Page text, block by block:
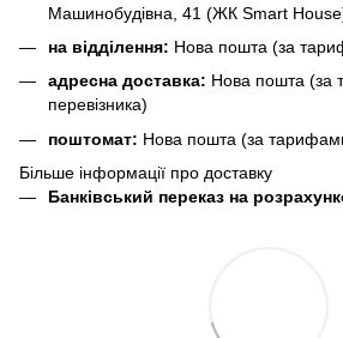
Машинобудівна, 41 (ЖК Smart
на відділення: Нова пошта (за
адресна доставка: Нова пошта (за
перевізника)
поштомат: Нова пошта (за
Більше інформації про доставку
Банківський переказ на